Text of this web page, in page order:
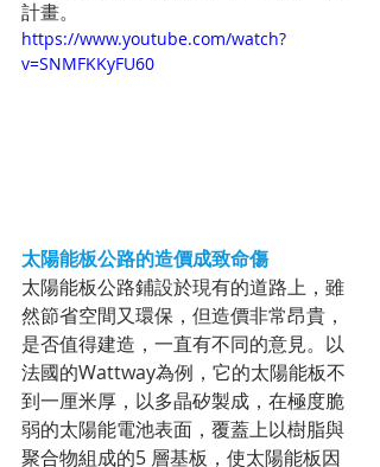
計畫。
https://www.youtube.com/watch?
v=SNMFKKyFU60
太陽能板公路的造價成致命傷
太陽能板公路鋪設於現有的道路上，雖
然節省空間又環保，但造價非常昂貴，
是否值得建造，一直有不同的意見。以
法國的Wattway為例，它的太陽能板不
到一厘米厚，以多晶矽製成，在極度脆
弱的太陽能電池表面，覆蓋上以樹脂與
聚合物組成的5 層基板，使太陽能板因